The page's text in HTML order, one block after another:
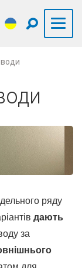
ряду
дають
за